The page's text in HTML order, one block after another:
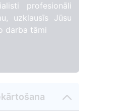
25
profesionāli
uzklausīs Jūsu
darba tāmi